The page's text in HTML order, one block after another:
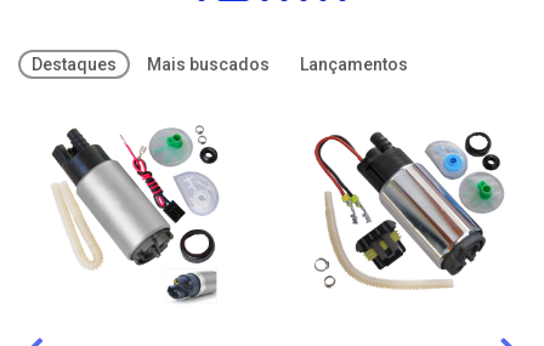
Destaques Mais buscados Lançamentos